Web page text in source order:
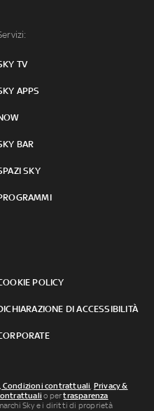
TV
APPS
BAR
SKY
POLICY
DI ACCESSIBILITÀ
Condizioni contrattuali, Privacy &
o pertrasparenza
Sky e i diritti di proprietà